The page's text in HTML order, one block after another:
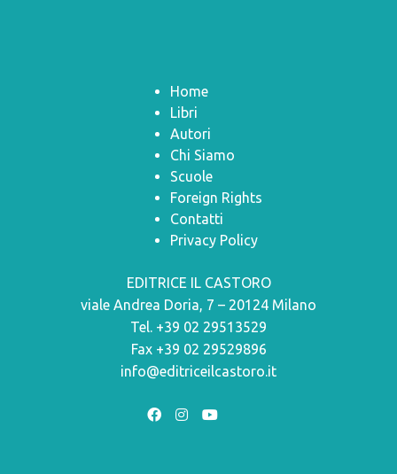
Home
Libri
Autori
Chi Siamo
Scuole
Foreign Rights
Contatti
Privacy Policy
EDITRICE IL CASTORO
viale Andrea Doria, 7 – 20124 Milano
Tel. +39 02 29513529
Fax +39 02 29529896
info@editriceilcastoro.it